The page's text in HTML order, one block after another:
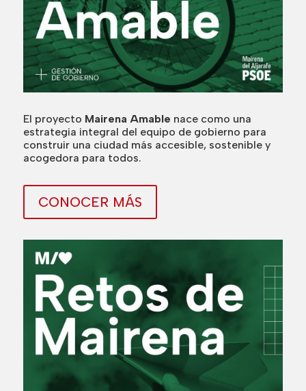
El proyecto Mairena Amable nace como una
estrategia integral del equipo de gobierno para
construir una ciudad más accesible, sostenible y
acogedora para todos.
CONOCER MÁS